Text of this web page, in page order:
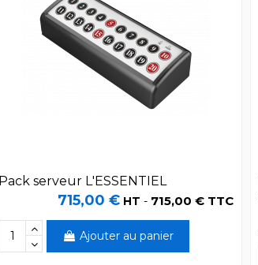
Pack serveur L'ESSENTIEL
715,00 € HT - 715,00 € TTC
Ajouter au panier